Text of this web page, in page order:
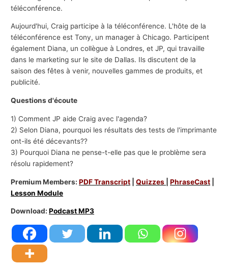
téléconférence.
Aujourd'hui, Craig participe à la téléconférence. L'hôte de la
téléconférence est Tony, un manager à Chicago. Participent
également Diana, un collègue à Londres, et JP, qui travaille
dans le marketing sur le site de Dallas. Ils discutent de la
saison des fêtes à venir, nouvelles gammes de produits, et
publicité.
Questions d'écoute
1) Comment JP aide Craig avec l'agenda?
2) Selon Diana, pourquoi les résultats des tests de l'imprimante
ont-ils été décevants??
3) Pourquoi Diana ne pense-t-elle pas que le problème sera
résolu rapidement?
Premium Members:PDF Transcript |Quizzes |PhraseCast
Lesson Module
Download:Podcast MP3